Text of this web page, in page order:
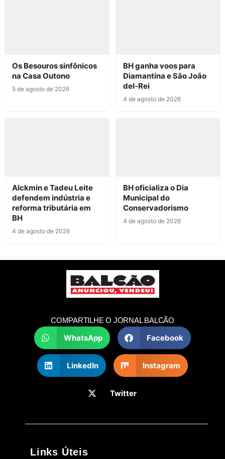
Os Besouros sinfônicos
na Casa Outono
5 de agosto de 2026
BH ganha voos para
Diamantina e São João
del-Rei
4 de agosto de 2026
Alckmin e Tadeu Leite
defendem indústria e
reforma tributária em
BH
4 de agosto de 2026
BH oficializa o Dia
Municipal do
Conservadorismo
4 de agosto de 2026
COMPARTILHE O JORNAL BALCÃO
WhatsApp Facebook
LinkedIn Instagram
Twitter
Links Úteis